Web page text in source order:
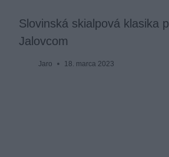
Slovinská skialpová klasika
Jalovcom
Jaro 18. marca 2023